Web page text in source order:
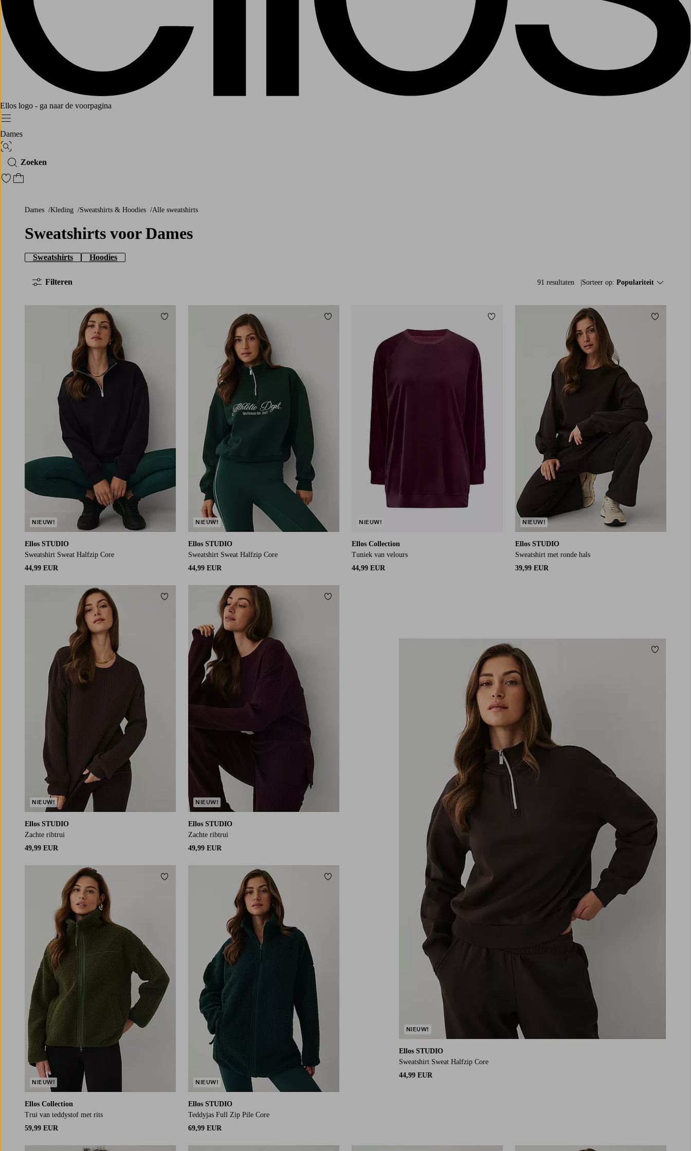
Ellos logo - ga naar de voorpagina
Menu
Dames
Afbeelding zoeken
Zoeken
Ga naar favoriete gemarkeerde producten
Ga naar het winkelmandje
Dames Kleding Sweatshirts & Hoodies Alle sweatshirts
Sweatshirts voor Dames
Sweatshirts Hoodies
91 resultaten Sorteer op: Populariteit
Filteren
Ellos STUDIO
Sweatshirt Sweat Halfzip Core
44,99 EUR
NIEUW!
Ellos STUDIO
Sweatshirt Sweat Halfzip Core
44,99 EUR
NIEUW!
Toevoegen aan favorieten
Ellos STUDIO
Sweatshirt Sweat Halfzip Core
44,99 EUR
NIEUW!
Toevoegen aan favorieten
Ellos Collection
Tuniek van velours
44,99 EUR
NIEUW!
Toevoegen aan favorieten
Ellos STUDIO
Sweatshirt met ronde hals
39,99 EUR
NIEUW!
Ellos STUDIO
Zachte ribtrui
49,99 EUR
NIEUW!
Toevoegen aan favorieten
Ellos STUDIO
Zachte ribtrui
49,99 EUR
NIEUW!
Toevoegen aan favorieten
XSSML
Ellos Collection
Trui van teddystof met rits
59,99 EUR
NIEUW!
Toevoegen aan favorieten
Ellos STUDIO
Teddyjas Full Zip Pile Core
69,99 EUR
NIEUW!
Toevoegen aan favorieten